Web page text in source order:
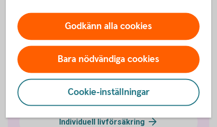
Sjukförsäkring företag
Olycksfallsförsäkring
Vårdförsäkring företag
Individuell livförsäkring
Godkänn alla cookies
Bara nödvändiga cookies
Cookie-inställningar